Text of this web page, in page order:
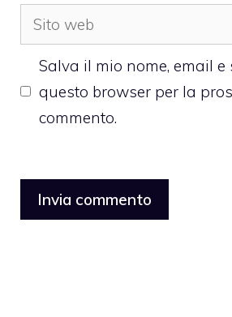
Sito
web
Salva il mio nome, email e
questo browser per la
commento.